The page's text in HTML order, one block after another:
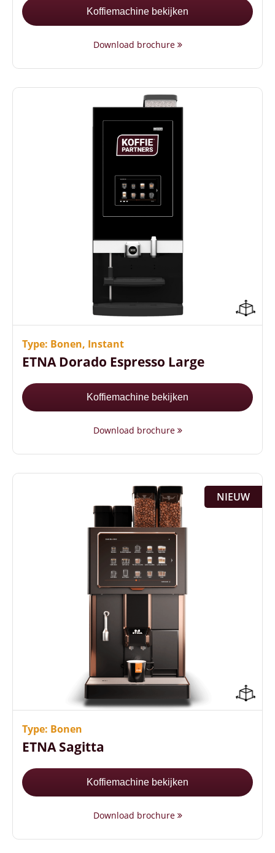
Koffiemachine bekijken
Download brochure
Jouw eigen logo in de machine
Hoge capaciteit, weinig bijvullen
Twee verschillende koffiesoorten
Type: Bonen, Instant
ETNA Dorado Espresso Large
Koffiemachine bekijken
Download brochure
NIEUW
2 koppen koffie tegelijk tappen
Verschillende uitvoeringen mogelijk
100-250 koppen koffie per dag
Type: Bonen
ETNA Sagitta
Koffiemachine bekijken
Download brochure